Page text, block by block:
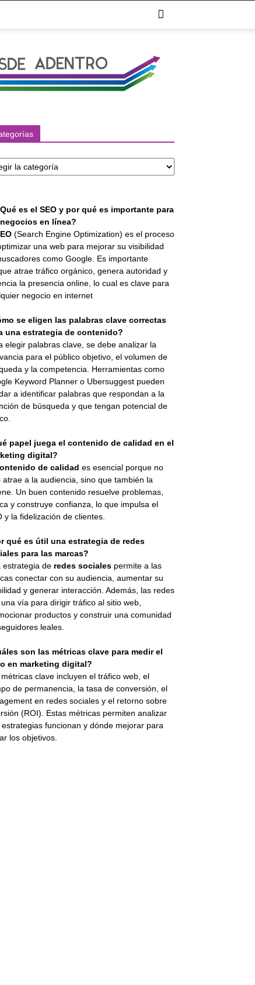
es el SEO y por qué es importante para
en línea?
(Search Engine Optimization) es el proceso
una web para mejorar su visibilidad
como Google. Es importante
atrae tráfico orgánico, genera autoridad y
la presencia online, lo cual es clave para
negocio en internet
se eligen las palabras clave correctas
una estrategia de contenido?
elegir palabras clave, se debe analizar la
para el público objetivo, el volumen de
y la competencia. Herramientas como
Keyword Planner o Ubersuggest pueden
a identificar palabras que respondan a la
de búsqueda y que tengan potencial de
papel juega el contenido de calidad en el
digital?
de calidad es esencial porque no
atrae a la audiencia, sino que también la
Un buen contenido resuelve problemas,
y construye confianza, lo que impulsa el
y la fidelización de clientes.
qué es útil una estrategia de redes
para las marcas?
estrategia de redes sociales permite a las
conectar con su audiencia, aumentar su
y generar interacción. Además, las redes
vía para dirigir tráfico al sitio web,
productos y construir una comunidad
leales.
son las métricas clave para medir el
en marketing digital?
clave incluyen el tráfico web, el
de permanencia, la tasa de conversión, el
en redes sociales y el retorno sobre
(ROI). Estas métricas permiten analizar
funcionan y dónde mejorar para
los objetivos.